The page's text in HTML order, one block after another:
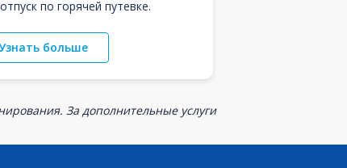
по горячей путевке.
больше
За дополнительные услуги